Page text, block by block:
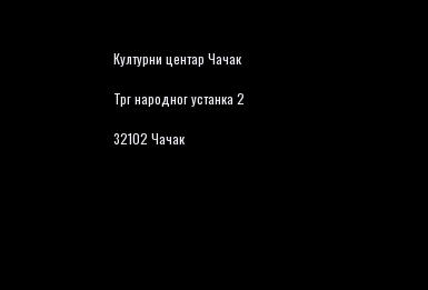
Културни центар Чачак
Трг народног устанка 2
32102 Чачак